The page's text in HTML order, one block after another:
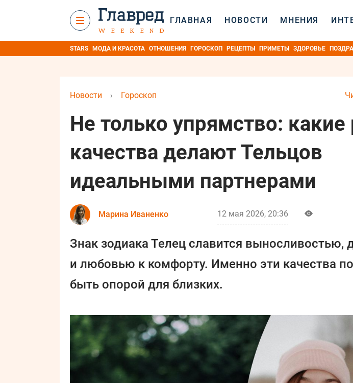
ГЛАВНАЯ НОВОСТИ МНЕНИЯ
STARS МОДА И КРАСОТА ОТНОШЕНИЯ ГОРОСКОП РЕЦЕПТЫ ПРИМЕТЫ ЗДОРОВЬЕ
Новости › Гороскоп
Не только упрямство: какие
качества делают Тельцов
идеальными партнерами
Марина Иваненко 12 мая 2026, 20:36
Знак зодиака Телец славится выносливостью,
и любовью к комфорту. Именно эти качества
быть опорой для близких.